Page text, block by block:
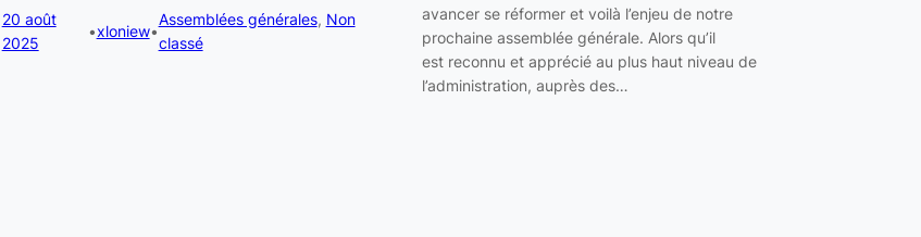
20 août
2025
•xloniew•
Assemblées générales, Non
classé
avancer se réformer et voilà l’enjeu de notre
prochaine assemblée générale. Alors qu’il
est reconnu et apprécié au plus haut niveau de
l’administration, auprès des…